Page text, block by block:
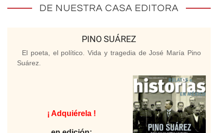
DE NUESTRA CASA EDITORA
PINO SUÁREZ
El poeta, el político. Vida y tragedia de José María Pino
Suárez.
¡ Adquiérela !